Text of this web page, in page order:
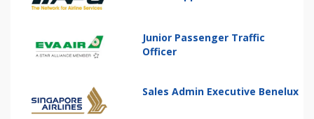
Junior Passenger Traffic
Officer
Sales Admin Executive Benelux